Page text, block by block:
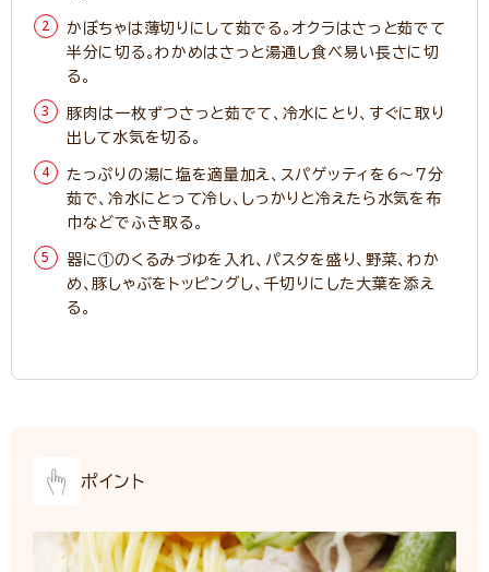
かぼちゃは薄切りにして茹でる。オクラはさっと茹でて
半分に切る。わかめはさっと湯通し食べ易い長さに切
る。
豚肉は一枚ずつさっと茹でて、冷水にとり、すぐに取り
出して水気を切る。
たっぷりの湯に塩を適量加え、スパゲッティを6～7分
茹で、冷水にとって冷し、しっかりと冷えたら水気を布
巾などでふき取る。
器に①のくるみづゆを入れ、パスタを盛り、野菜、わか
め、豚しゃぶをトッピングし、千切りにした大葉を添え
る。
ポイント